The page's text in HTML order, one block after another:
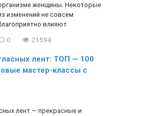
женщины. Некоторые
изменений не совсем
влияют
0 21594
лент: ТОП — 100
мастер-классы с
лент — прекрасные и